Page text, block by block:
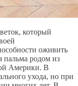
который
оживить
пальма родом из
Америки. В
ухода, но при